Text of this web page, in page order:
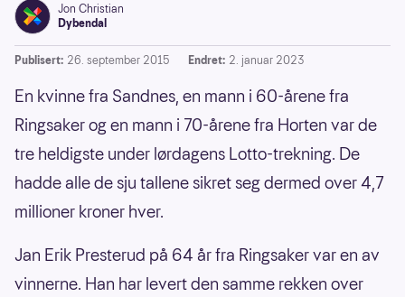
Jon Christian
Dybendal
Publisert: 26. september 2015 Endret: 2. januar 2023
En kvinne fra Sandnes, en mann i 60-årene fra
Ringsaker og en mann i 70-årene fra Horten var de
tre heldigste under lørdagens Lotto-trekning. De
hadde alle de sju tallene sikret seg dermed over 4,7
millioner kroner hver.
Jan Erik Presterud på 64 år fra Ringsaker var en av
vinnerne. Han har levert den samme rekken over